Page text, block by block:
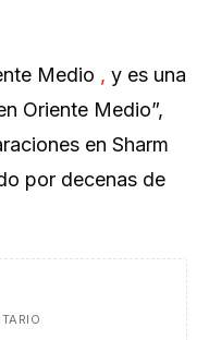
Medio , y es una
Oriente Medio”,
en Sharm
por decenas de